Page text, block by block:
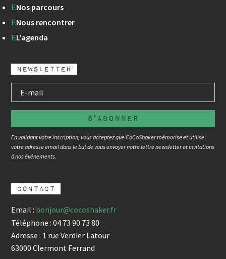
ENos parcours
ENous rencontrer
EL'agenda
newsletter
s'abonner
En validant votre inscription, vous acceptez que CoCoShaker mémorise et utilise
votre adresse email dans le but de vous envoyer notre lettre newsletter et invitations
à nos événements.
contact
Email : bonjour@cocoshaker.fr
Téléphone : 04 73 90 73 80
Adresse : 1 rue Verdier Latour
63000 Clermont Ferrand